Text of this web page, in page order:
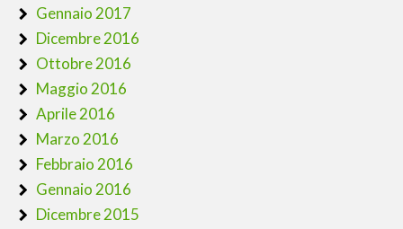
Gennaio 2017
Dicembre 2016
Ottobre 2016
Maggio 2016
Aprile 2016
Marzo 2016
Febbraio 2016
Gennaio 2016
Dicembre 2015